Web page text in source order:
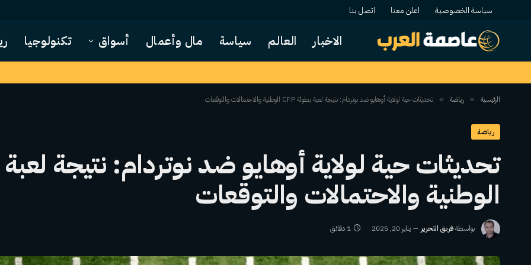
سياسة الخصوصية اعلن معنا اتصل بنا
الاخبار العالم سياسة مال وأعمال أسواق تكنولوجيا
الرئيسية » رياضة » تحديثات حية لولاية أوهايو ضد نوتردام: نتيجة لعبة بطولة CFP الوطنية والاحتمالات والتوقعات
رياضة
الوطنية والاحتمالات والتوقعات
بواسطةفريق التحرير يناير 20, 2025 1 دقائق